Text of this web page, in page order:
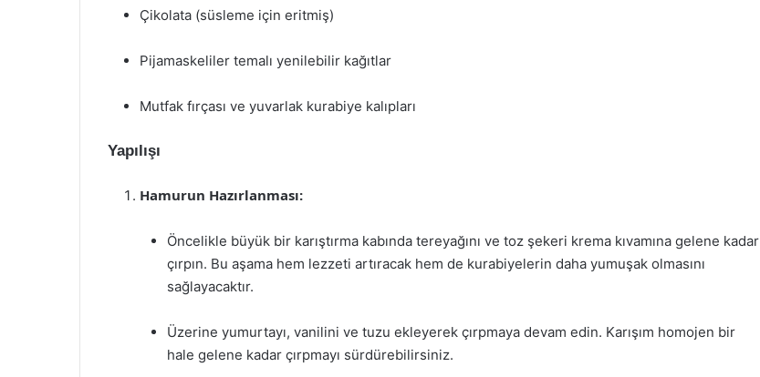
Çikolata (süsleme için eritmiş)
Pijamaskeliler temalı yenilebilir kağıtlar
Mutfak fırçası ve yuvarlak kurabiye kalıpları
Yapılışı
Hamurun Hazırlanması:
Öncelikle büyük bir karıştırma kabında tereyağını ve toz şekeri krema kıvamına gelene kadar
çırpın. Bu aşama hem lezzeti artıracak hem de kurabiyelerin daha yumuşak olmasını
sağlayacaktır.
Üzerine yumurtayı, vanilini ve tuzu ekleyerek çırpmaya devam edin. Karışım homojen bir
hale gelene kadar çırpmayı sürdürebilirsiniz.